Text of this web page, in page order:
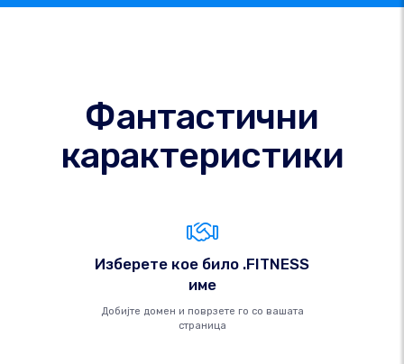
Фантастични
карактеристики
Изберете кое било .FITNESS
име
Добијте домен и поврзете го со вашата
страница